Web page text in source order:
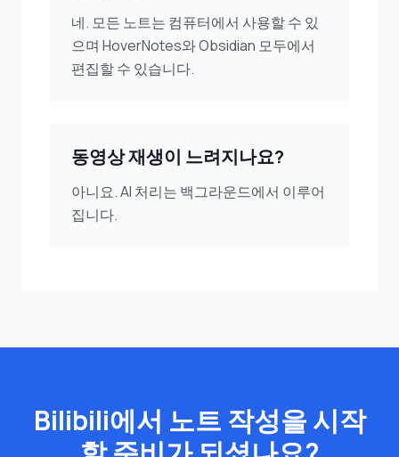
네. 모든 노트는 컴퓨터에서 사용할 수 있
으며 HoverNotes와 Obsidian 모두에서
편집할 수 있습니다.
동영상 재생이 느려지나요?
아니요. AI 처리는 백그라운드에서 이루어
집니다.
Bilibili에서 노트 작성을 시작